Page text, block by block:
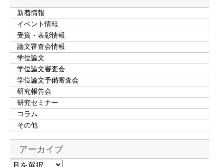
新着情報
イベント情報
受賞・表彰情報
論文審査会情報
学位論文
学位論文審査会
学位論文予備審査会
研究報告会
研究セミナー
コラム
その他
アーカイブ
ア